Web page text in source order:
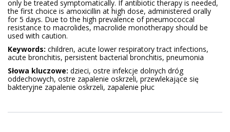
only be treated symptomatically. If antibiotic therapy is needed,
the first choice is amoxicillin at high dose, administered orally
for 5 days. Due to the high prevalence of pneumococcal
resistance to macrolides, macrolide monotherapy should be
used with caution.
Keywords: children, acute lower respiratory tract infections,
acute bronchitis, persistent bacterial bronchitis, pneumonia
Słowa kluczowe: dzieci, ostre infekcje dolnych dróg
oddechowych, ostre zapalenie oskrzeli, przewlekające się
bakteryjne zapalenie oskrzeli, zapalenie płuc